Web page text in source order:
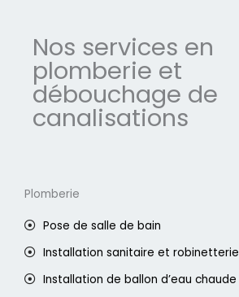
Nos services en
plomberie et
débouchage de
canalisations
Plomberie
Pose de salle de bain
Installation sanitaire et robinetterie
Installation de ballon d’eau chaude